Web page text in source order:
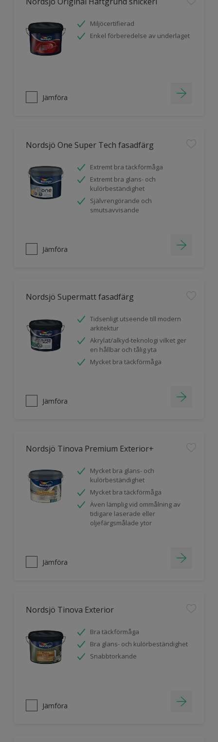
Miljöcertifierad
Enkel förberedelse av underlaget
Jämföra
Nordsjö One Super Tech fasadfärg
Extremt bra täckförmåga
Extremt bra glans- och
kulörbeständighet
Självrengörande och
smutsavvisande
Jämföra
Nordsjö Supermatt fasadfärg
Tidsenligt utseende till modern
arkitektur
Akrylat/alkyd-teknologi vilket ger
en hållbar och tålig yta
Mycket bra täckförmåga
Jämföra
Nordsjö Tinova Premium Exterior+
Mycket bra glans- och
kulörbeständighet
Mycket bra täckförmåga
Även lämplig vid ommålning av
tidigare laserade eller
oljefärgsmålade ytor
Jämföra
Nordsjö Tinova Exterior
Bra täckförmåga
Bra glans- och kulörbeständighet
Snabbtorkande
Jämföra